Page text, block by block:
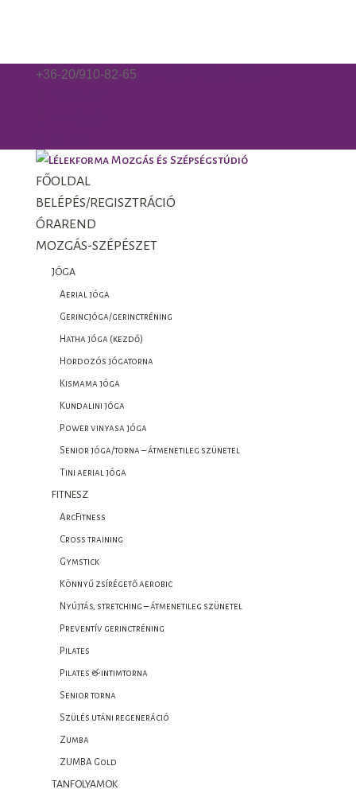
+36-20/910-82-65
FŐOLDAL
BELÉPÉS/REGISZTRÁCIÓ
ÓRAREND
MOZGÁS-SZÉPÉSZET
JÓGA
Aerial jóga
Gerincjóga/gerinctréning
Hatha jóga (kezdő)
Hordozós jógatorna
Kismama jóga
Kundalini jóga
Power vinyasa jóga
Senior jóga/torna – átmenetileg szünetel
Tini aerial jóga
FITNESZ
ArcFitness
Cross training
Gymstick
Könnyű zsírégető aerobic
Nyújtás, stretching – átmenetileg szünetel
Preventív gerinctréning
Pilates
Pilates & intimtorna
Senior torna
Szülés utáni regeneráció
Zumba
ZUMBA Gold
TANFOLYAMOK